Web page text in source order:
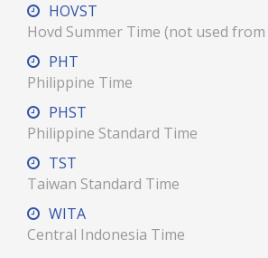
HOVST
Hovd Summer Time (not used
PHT
Philippine Time
PHST
Philippine Standard Time
TST
Taiwan Standard Time
WITA
Central Indonesia Time